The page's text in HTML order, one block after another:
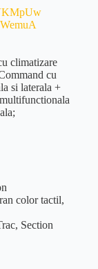
climatizare
cu
si laterala +
color tactil,
Section